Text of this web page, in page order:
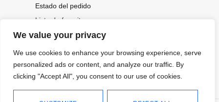
We value your privacy
We use cookies to enhance your browsing experience, serve
personalized ads or content, and analyze our traffic. By
clicking "Accept All", you consent to our use of cookies.
Estado del pedido
Lista de favoritos
CONOCE NUESTRAS NOVEDADES,
OFERTAS...